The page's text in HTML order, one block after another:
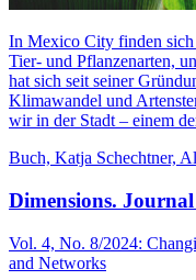
In Mexico City finden
Tier- und Pflanzenarten,
hat sich seit seiner
Klimawandel und
wir in der Stadt – einem
Buch, Katja Schechtner,
Dimensions.
Vol. 4, No. 8/2024:
and Networks